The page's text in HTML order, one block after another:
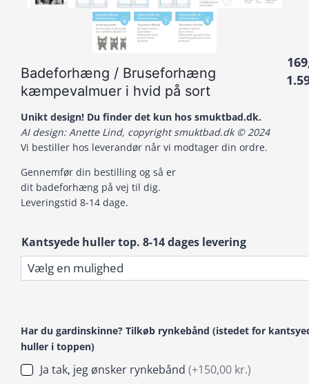
Badeforhæng / Bruseforhæng
kæmpevalmuer i hvid på sort
Unikt design! Du finder det kun hos smuktbad.dk.
AI design: Anette Lind, copyright smuktbad.dk © 2024
Vi bestiller hos leverandør når vi modtager din ordre.
Gennemfør din bestilling og så er
dit badeforhæng på vej til dig.
Leveringstid 8-14 dage.
Kantsyede huller top. 8-14 dages levering
Har du gardinskinne? Tilkøb rynkebånd (istedet for
huller i toppen)
Ja tak, jeg ønsker rynkebånd (+150,00 kr.)